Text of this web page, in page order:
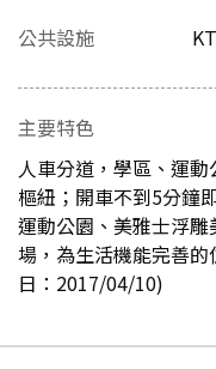
公共設施
主要特色
人車分道，學區、運
樞紐；開車不到5分鐘
運動公園、美雅士浮
場，為生活機能完善
日：2017/04/10)